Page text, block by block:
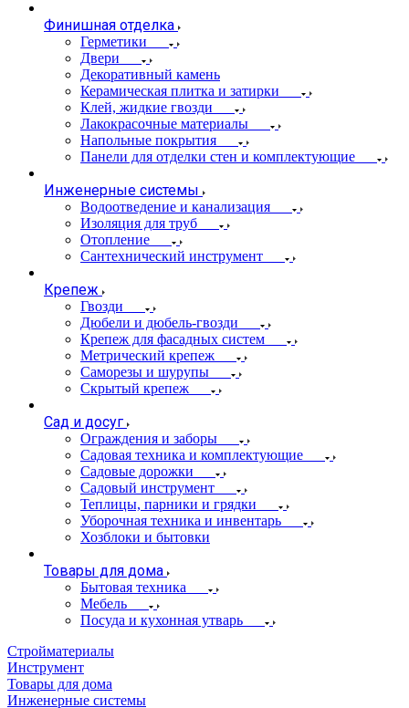
Финишная отделка
Герметики
Двери
Декоративный камень
Керамическая плитка и затирки
Клей, жидкие гвозди
Лакокрасочные материалы
Напольные покрытия
Панели для отделки стен и комплектующие
Инженерные системы
Водоотведение и канализация
Изоляция для труб
Отопление
Сантехнический инструмент
Крепеж
Гвозди
Дюбели и дюбель-гвозди
Крепеж для фасадных систем
Метрический крепеж
Саморезы и шурупы
Скрытый крепеж
Сад и досуг
Ограждения и заборы
Садовая техника и комплектующие
Садовые дорожки
Садовый инструмент
Теплицы, парники и грядки
Уборочная техника и инвентарь
Хозблоки и бытовки
Товары для дома
Бытовая техника
Мебель
Посуда и кухонная утварь
Стройматериалы
Инструмент
Товары для дома
Инженерные системы